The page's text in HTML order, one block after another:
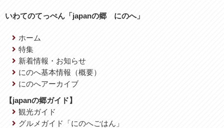
いわてのてっぺん「japanの郷 にのへ」
ホーム
特集
新着情報・お知らせ
にのへ基本情報（概要）
にのへアーカイブ
【japanの郷ガイド】
観光ガイド
グルメガイド「にのへごはん」